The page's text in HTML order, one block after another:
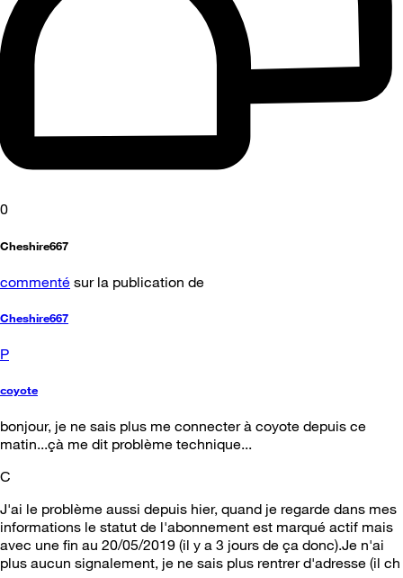
0
Cheshire667
commenté sur la publication de
Cheshire667
P
coyote
bonjour, je ne sais plus me connecter à coyote depuis ce
matin...çà me dit problème technique...
C
J'ai le problème aussi depuis hier, quand je regarde dans mes
informations le statut de l'abonnement est marqué actif mais
avec une fin au 20/05/2019 (il y a 3 jours de ça donc).Je n'ai
plus aucun signalement, je ne sais plus rentrer d'adresse (il ch